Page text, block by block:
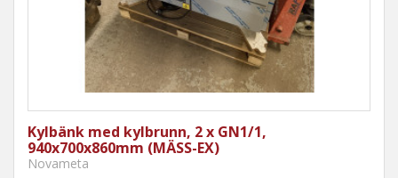
Kylbänk med kylbrunn, 2 x GN1/1,
940x700x860mm (MÄSS-EX)
Novameta